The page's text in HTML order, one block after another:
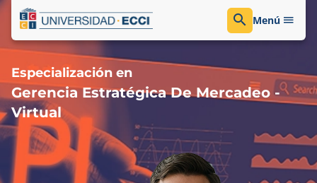
Menú
Especialización en
Gerencia Estratégica De Mercadeo -
Virtual